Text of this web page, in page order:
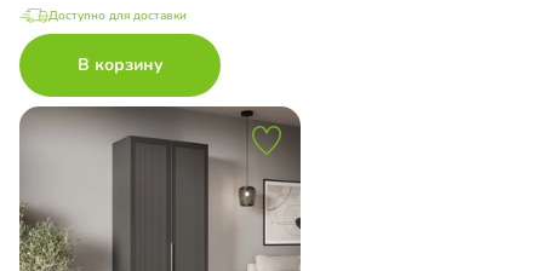
Доступно для доставки
В корзину